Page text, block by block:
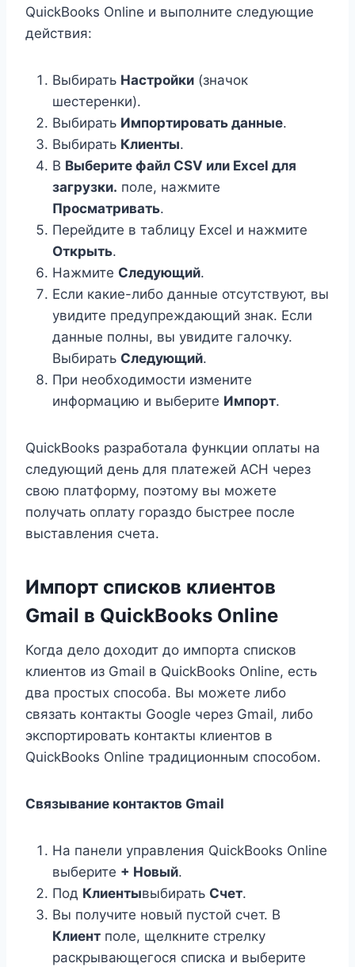
QuickBooks Online и выполните следующие
действия:
Выбирать Настройки (значок
шестеренки).
Выбирать Импортировать данные.
Выбирать Клиенты.
В Выберите файл CSV или Excel для
загрузки. поле, нажмите
Просматривать.
Перейдите в таблицу Excel и нажмите
Открыть.
Нажмите Следующий.
Если какие-либо данные отсутствуют, вы
увидите предупреждающий знак. Если
данные полны, вы увидите галочку.
Выбирать Следующий.
При необходимости измените
информацию и выберите Импорт.
QuickBooks разработала функции оплаты на
следующий день для платежей ACH через
свою платформу, поэтому вы можете
получать оплату гораздо быстрее после
выставления счета.
Импорт списков клиентов
Gmail в QuickBooks Online
Когда дело доходит до импорта списков
клиентов из Gmail в QuickBooks Online, есть
два простых способа. Вы можете либо
связать контакты Google через Gmail, либо
экспортировать контакты клиентов в
QuickBooks Online традиционным способом.
Связывание контактов Gmail
На панели управления QuickBooks Online
выберите + Новый.
Под Клиентывыбирать Счет.
Вы получите новый пустой счет. В
Клиент поле, щелкните стрелку
раскрывающегося списка и выберите